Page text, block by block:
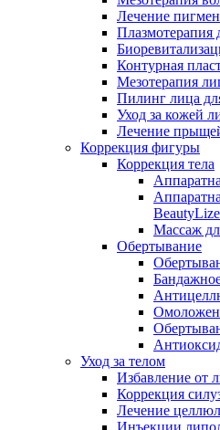
Лечение
Плазмотерапия
Контурная
Мезотерапия
Пилинг лица
Уход за кожей
Лечение
Коррекция фигуры
Коррекция тела
Массаж
Обертывание
Уход за телом
Избавление от
Коррекция
Лечение
Инъекции